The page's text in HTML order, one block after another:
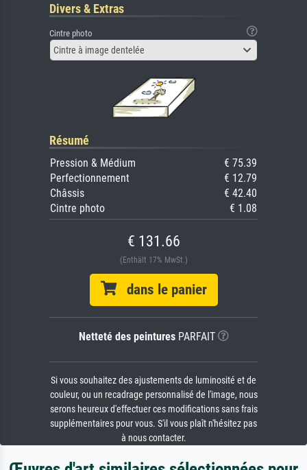
Divers & Extras
Cintre photo
Cintre à image dentelée
Résumé
Pression & Médium
€ 75.39
Perfectionnement
€ 12.79
Châssis
€ 42.40
Cintre photo
€ 1.08
€ 131.66
(Enthält 17% MwSt.)
dans le panier
Netteté des peinturesPARFAIT
Si vous souhaitez des ajustements de luminosité et de
couleur, ou un recadrage personnalisé de l'image, nous
serons heureux d'effectuer ces modifications sans frais
supplémentaires pour vous. S'il vous plaît n'hésitez pas
à nous contacter.